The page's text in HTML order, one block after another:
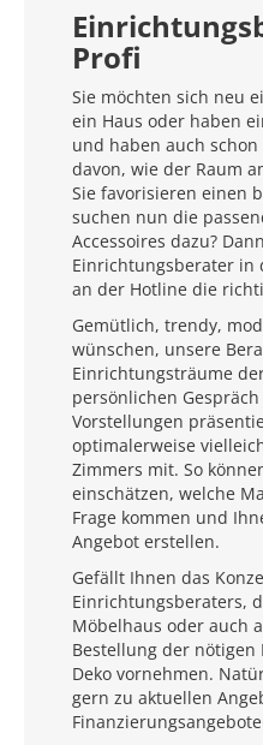
Profi
Sie möchten sich neu
ein Haus oder haben
und haben auch
davon, wie der Raum
Sie favorisieren einen
suchen nun die
Accessoires dazu?
Einrichtungsberater in
an der Hotline die
Gemütlich, trendy,
wünschen, unsere
Einrichtungsträume
persönlichen
Vorstellungen
optimalerweise
Zimmers mit. So
einschätzen, welche
Frage kommen und
Angebot erstellen.
Gefällt Ihnen das
Einrichtungsberaters,
Möbelhaus oder auch
Bestellung der
Deko vornehmen.
gern zu aktuellen